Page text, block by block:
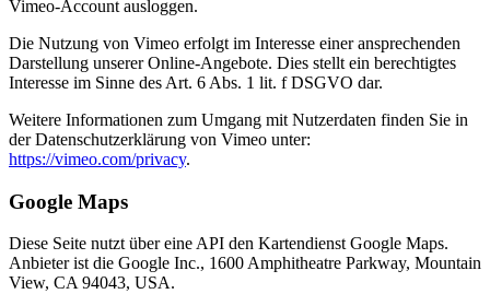
Vimeo-Account ausloggen.
Die Nutzung von Vimeo erfolgt im Interesse einer ansprechenden
Darstellung unserer Online-Angebote. Dies stellt ein berechtigtes
Interesse im Sinne des Art. 6 Abs. 1 lit. f DSGVO dar.
Weitere Informationen zum Umgang mit Nutzerdaten finden Sie in
der Datenschutzerklärung von Vimeo unter:
https://vimeo.com/privacy.
Google Maps
Diese Seite nutzt über eine API den Kartendienst Google Maps.
Anbieter ist die Google Inc., 1600 Amphitheatre Parkway, Mountain
View, CA 94043, USA.